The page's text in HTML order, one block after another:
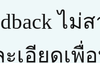
ไ
เอียดเพื่